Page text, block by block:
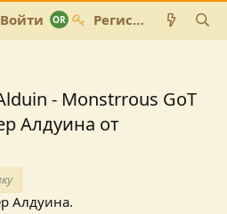
Войти Регистрация
- Monstrrous GoT
Алдуина от
Алдуина.